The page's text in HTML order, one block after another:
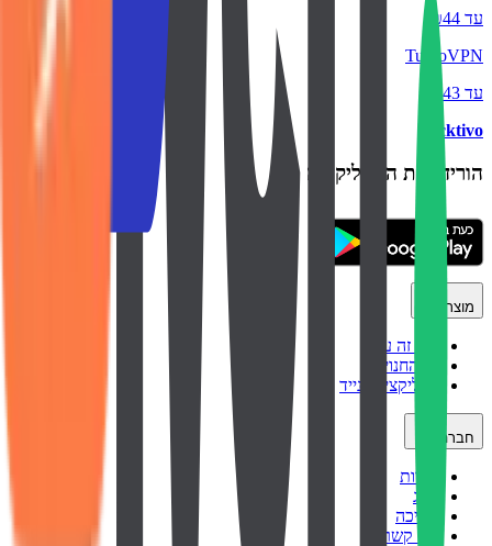
עד ₪44
TurboVPN
עד ₪43
backtivo
הורידו את האפליקציה
מוצר
איך זה עובד
כל החנויות
אפליקציה לנייד
חברה
אודות
בלוג
תמיכה
צור קשר